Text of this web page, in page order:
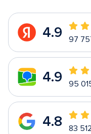
4.9 97
4.9 95
4.8 83